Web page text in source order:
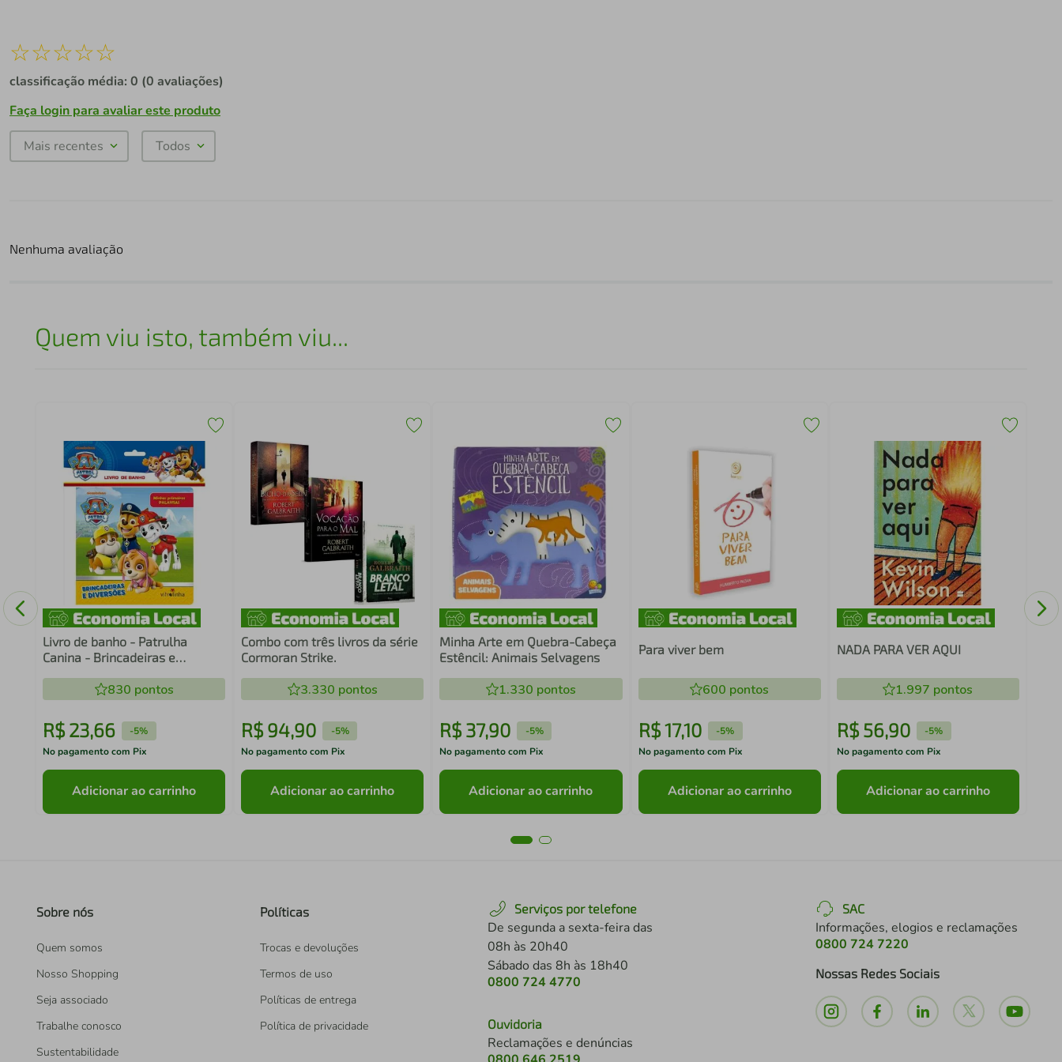
☆☆☆☆☆
classificação média: 0 (0 avaliações)
Faça login para avaliar este produto
Mais recentes Todos
Nenhuma avaliação
Quem viu isto, também viu...
Livro de banho - Patrulha
Canina - Brincadeiras e
830 pontos
R$ 23,66 -5%
No pagamento com Pix
Adicionar ao carrinho
Combo com três livros da série
Cormoran Strike.
3.330 pontos
R$ 94,90 -5%
No pagamento com Pix
Adicionar ao carrinho
Minha Arte em Quebra-Cabeça
Estêncil: Animais Selvagens
1.330 pontos
R$37,90 -5%
No pagamento com Pix
Adicionar ao carrinho
Para viver bem
600 pontos
R$17,10 -5%
No pagamento com Pix
Adicionar ao carrinho
NADA PARA VER AQUI
1.997 pontos
R$ 56,90 -5%
No pagamento com Pix
Adicionar ao carrinho
Sobre nós
Quem somos
Nosso Shopping
Seja associado
Trabalhe conosco
Sustentabilidade
Políticas
Trocas e devoluções
Termos de uso
Políticas de entrega
Política de privacidade
Serviços por telefone
De segunda a sexta-feira das
08h às 20h40
Sábado das 8h às 18h40
0800 724 4770
Ouvidoria
Reclamações e denúncias
SAC
Informações, elogios e reclamações
0800 724 7220
Nossas Redes Sociais